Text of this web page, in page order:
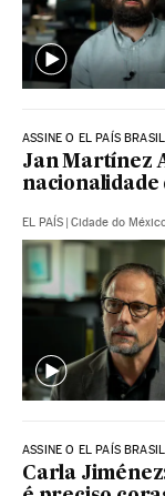
ASSINE O EL PAÍS BRASIL
Jan Martínez
nacionalidade
EL PAÍS | Cidade do
ASSINE O EL PAÍS BRASIL
Carla